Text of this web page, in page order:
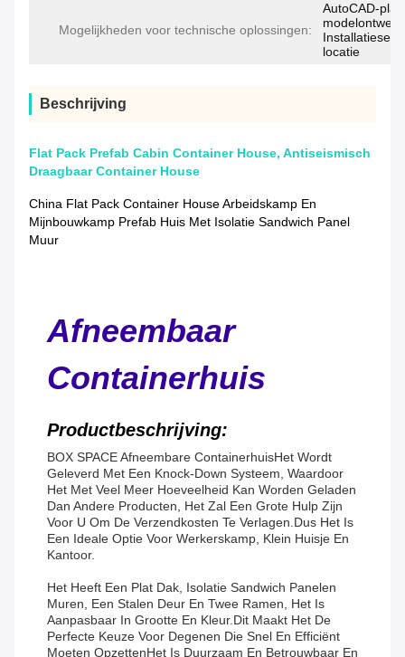
Mogelijkheden voor technische oplossingen:
AutoCAD-
locatie
Beschrijving
Flat Pack Prefab Cabin Container House, Antiseismisch
Draagbaar Container House
China Flat Pack Container House Arbeidskamp En
Mijnbouwkamp Prefab Huis Met Isolatie Sandwich Panel
Muur
Afneembaar
Containerhuis
Productbeschrijving:
BOX SPACE Afneembare ContainerhuisHet Wordt
Geleverd Met Een Knock-Down Systeem, Waardoor
Het Met Veel Meer Hoeveelheid Kan Worden Geladen
Dan Andere Producten, Het Zal Een Grote Hulp Zijn
Voor U Om De Verzendkosten Te Verlagen.Dus Het Is
Een Ideale Optie Voor Werkerskamp, Klein Huisje En
Kantoor.
Het Heeft Een Plat Dak, Isolatie Sandwich Panelen
Muren, Een Stalen Deur En Twee Ramen, Het Is
Aanpasbaar In Grootte En Kleur.Dit Maakt Het De
Perfecte Keuze Voor Degenen Die Snel En Efficiënt
Moeten OpzettenHet Is Duurzaam En Betrouwbaar En